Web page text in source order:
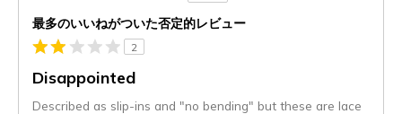
最多のいいねがついた否定的レビュー
2
Disappointed
Described as slip-ins and "no bending" but these are lace